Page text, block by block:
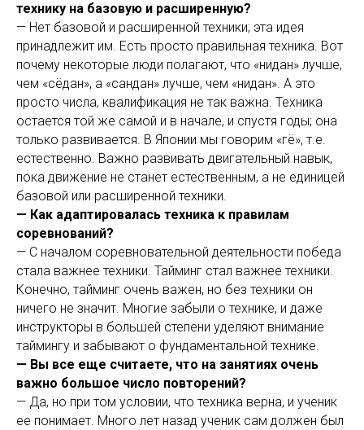
технику на базовую и расширенную?
— Нет базовой и расширенной техники; эта идея
принадлежит им. Есть просто правильная техника. Вот
почему некоторые люди полагают, что «нидан» лучше,
чем «сёдан», а «сандан» лучше, чем «нидан». А это
просто числа, квалификация не так важна. Техника
остается той же самой и в начале, и спустя годы; она
только развивается. В Японии мы говорим «гё», т.е.
естественно. Важно развивать двигательный навык,
пока движение не станет естественным, а не единицей
базовой или расширенной техники.
— Как адаптировалась техника к правилам
соревнований?
— С началом соревновательной деятельности победа
стала важнее техники. Тайминг стал важнее техники.
Конечно, тайминг очень важен, но без техники он
ничего не значит. Многие забыли о технике, и даже
инструкторы в большей степени уделяют внимание
таймингу и забывают о фундаментальной технике.
— Вы все еще считаете, что на занятиях очень
важно большое число повторений?
— Да, но при том условии, что техника верна, и ученик
ее понимает. Много лет назад ученик сам должен был